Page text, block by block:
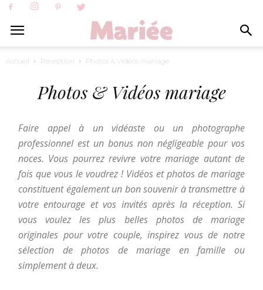
Accueil Réception Photos & Vidéos mariage
Photos & Vidéos mariage
Faire appel à un vidéaste ou un photographe
professionnel est un bonus non négligeable pour vos
noces. Vous pourrez revivre votre mariage autant de
fois que vous le voudrez ! Vidéos et photos de mariage
constituent également un bon souvenir à transmettre à
votre entourage et vos invités après la réception. Si
vous voulez les plus belles photos de mariage
originales pour votre couple, inspirez vous de notre
sélection de photos de mariage en famille ou
simplement à deux.